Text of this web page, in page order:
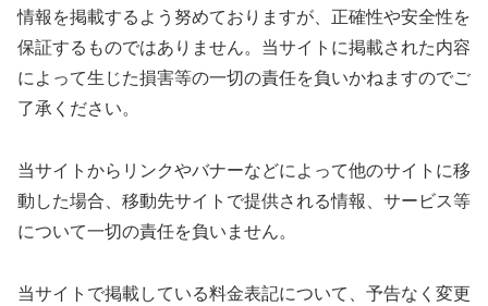
情報を掲載するよう努めておりますが、正確性や安全性を
保証するものではありません。当サイトに掲載された内容
によって生じた損害等の一切の責任を負いかねますのでご
了承ください。
当サイトからリンクやバナーなどによって他のサイトに移
動した場合、移動先サイトで提供される情報、サービス等
について一切の責任を負いません。
当サイトで掲載している料金表記について、予告なく変更